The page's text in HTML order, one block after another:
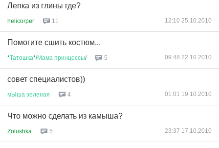
Лепка из глины где?
helicorper 11 12:10 25.10.2010
Помогите сшить костюм...
*Татошка*/Мама принцессы/ 5 09:48 22.10.2010
совет специалистов))
мЫша зеленая 4 01:01 19.10.2010
Что можно сделать из камыша?
Zolushka 5 23:37 17.10.2010